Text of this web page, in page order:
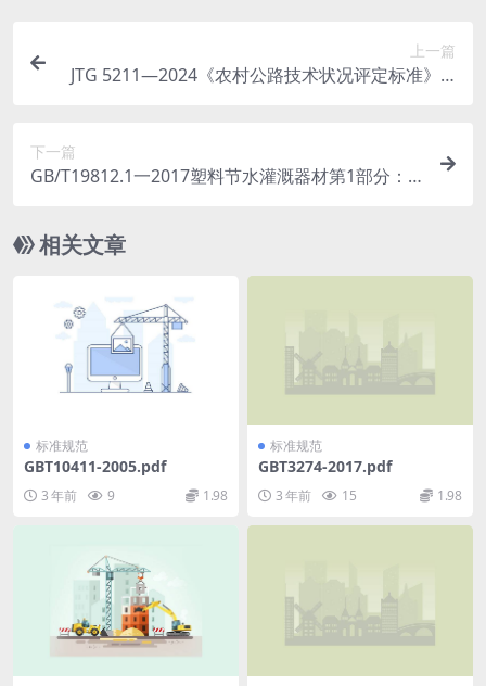
上一篇
JTG 5211—2024《农村公路技术状况评定标准》.p
下一篇
GB/T19812.1一2017塑料节水灌溉器材第1部分：
相关文章
标准规范
GBT10411-2005.pdf
3 年前 9 1.98
标准规范
GBT3274-2017.pdf
3 年前 15 1.98